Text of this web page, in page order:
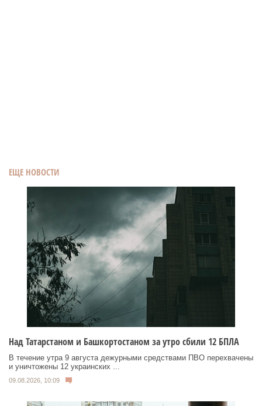
ЕЩЕ НОВОСТИ
Над Татарстаном и Башкортостаном за утро сбили 12 БПЛА
В течение утра 9 августа дежурными средствами ПВО перехвачены
и уничтожены 12 украинских ...
09.08.2026, 10:09